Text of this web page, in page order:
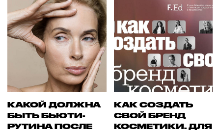
КАКОЙ ДОЛЖНА
БЫТЬ БЬЮТИ-
РУТИНА ПОСЛЕ
КАК СОЗДАТЬ
СВОЙ БРЕНД
КОСМЕТИКИ. ДЛЯ